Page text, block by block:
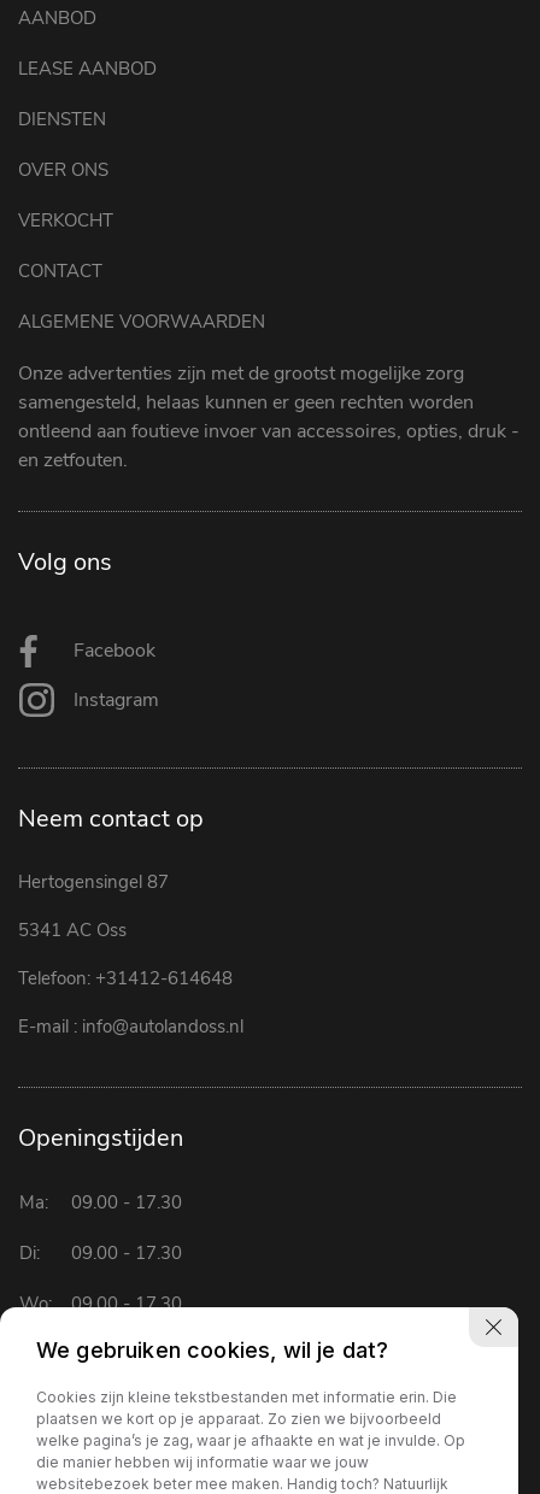
AANBOD
LEASE AANBOD
DIENSTEN
OVER ONS
VERKOCHT
CONTACT
ALGEMENE VOORWAARDEN
Onze advertenties zijn met de grootst mogelijke zorg
samengesteld, helaas kunnen er geen rechten worden
ontleend aan foutieve invoer van accessoires, opties, druk -
en zetfouten.
Volg ons
Facebook
Instagram
Neem contact op
Hertogensingel 87
5341 AC Oss
Telefoon: +31412-614648
E-mail : info@autolandoss.nl
Openingstijden
Ma: 09.00 - 17.30
Di: 09.00 - 17.30
Wo: 09.00 - 17.30
Do: 09.00 - 17.30
Vr: 09.00 - 17.30
Za: 09.00 - 15.30
We gebruiken cookies, wil je dat?
Cookies zijn kleine tekstbestanden met informatie erin. Die
plaatsen we kort op je apparaat. Zo zien we bijvoorbeeld
welke pagina’s je zag, waar je afhaakte en wat je invulde. Op
die manier hebben wij informatie waar we jouw
websitebezoek beter mee maken. Handig toch? Natuurlijk